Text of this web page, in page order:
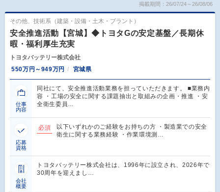
掲載期間：26/07/24～26/08/06
その他、技術系（建築・設備・土木・プラント）
安全推進活動【宮城】◆トヨタGの安定基盤／長期休
暇・福利厚生充実
トヨタバッテリー株式会社
550万円～949万円
宮城県
仕事
内容
同社にて、安全推進活動業務を担っていただきます。 ■業務内
容 ・工場の安全に関する課題抽出と取組みの企画・推進 ・安
全衛生委員…
応募
資格
必須
以下いずれかのご経験をお持ちの方 ・製造業での安全
衛生に関する業務経験 ・作業環境測…
会社
概要
トヨタバッテリー株式会社は、1996年に設立され、2026年で
30周年を迎えまし…